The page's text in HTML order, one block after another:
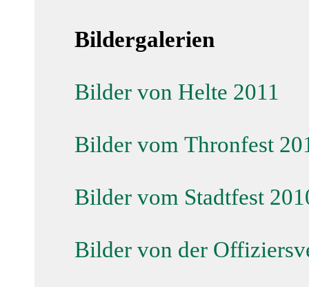
Bildergalerien
Bilder von Helte 2011
Bilder vom Thronfest
Bilder vom Stadtfest
Bilder von der